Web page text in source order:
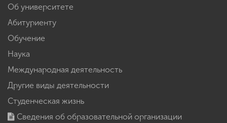
Об университете
Абитуриенту
Обучение
Наука
Международная деятельность
Другие виды деятельности
Студенческая жизнь
Сведения об образовательной организации